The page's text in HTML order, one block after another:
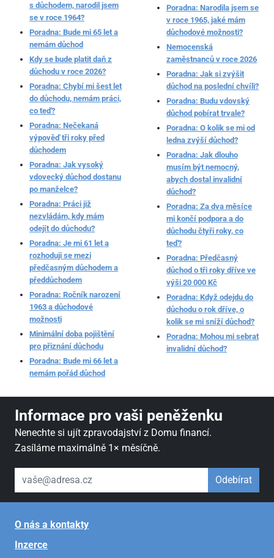
s důchodem, narodil jsem
se v roce 1964?
Poradna: Bude mi 65 let a
nemám důchod
Kdy se bude platit daň z
důchodu v roce 2026?
Poradna: Chybí mi šest let
do důchodu, nemám práci,
co teď?
Poradna: Nečekaná
výpověď tři roky před
důchodem
Poradna: Jak vysoký
vdovecký důchod dostanu
po manželce?
Poradna: Práci již
nezvládám, kdy mám
odejít do důchodu?
Poradna: Je mi 61 let a
rozhoduji se mezi
předčasným důchodem a
předdůchodem
Poradna: Ročník narození
1963 a důchodové
možnosti
Minimální doba pojištění
pro přiznání důchodu
Poradna: Bude mi 66 let a
nemám pořád důchod
Poradna: Narodila jsem se
v roce 1965, jaké mám
důchodové možnosti?
Nemocenská
zaměstnanců v roce 2026
Poradna: Jak si zvýšit
důchod na poslední chvíli?
Poradna: Budu vdovský
důchod pobírat trvale?
Poradna: O kolik se mi od
ledna zvýší důchod?
Poradna: Jak dlouho
musím být nemocný,
abych dostal invalidní
důchod?
Poradna: Za dva měsíce
mi končí podpora a do
důchodu čtyři roky, co
teď?
Poradna: Předčasný
důchod o tři roky dříve ve
výši 20 000 Kč
Poradna: Když odejdu do
důchodu o rok dříve, o
kolik se mi sníží důchod?
Poradna: Mohou mi sebrat
invalidní důchod?
Informace pro vaši peněženku
Nenechte si ujít zpravodajství z Domu financí.
Zasíláme maximálně 1× měsíčně.
váš email Odebírat
O nás a kontakty
Inzerce